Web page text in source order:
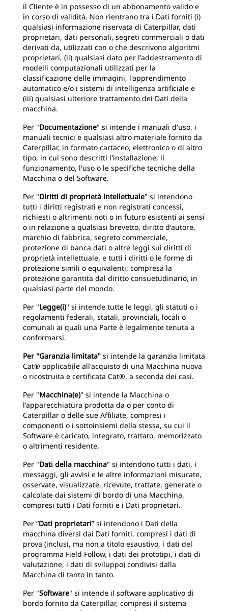
il Cliente è in possesso di un abbonamento valido e
in corso di validità. Non rientrano tra i Dati forniti (i)
qualsiasi informazione riservata di Caterpillar, dati
proprietari, dati personali, segreti commerciali o dati
derivati da, utilizzati con o che descrivono algoritmi
proprietari, (ii) qualsiasi dato per l'addestramento di
modelli computazionali utilizzati per la
classificazione delle immagini, l'apprendimento
automatico e/o i sistemi di intelligenza artificiale e
(iii) qualsiasi ulteriore trattamento dei Dati della
macchina.
Per "Documentazione" si intende i manuali d'uso, i
manuali tecnici e qualsiasi altro materiale fornito da
Caterpillar, in formato cartaceo, elettronico o di altro
tipo, in cui sono descritti l'installazione, il
funzionamento, l'uso o le specifiche tecniche della
Macchina o del Software.
Per "Diritti di proprietà intellettuale" si intendono
tutti i diritti registrati e non registrati concessi,
richiesti o altrimenti noti o in futuro esistenti ai sensi
o in relazione a qualsiasi brevetto, diritto d'autore,
marchio di fabbrica, segreto commerciale,
protezione di banca dati o altre leggi sui diritti di
proprietà intellettuale, e tutti i diritti o le forme di
protezione simili o equivalenti, compresa la
protezione garantita dal diritto consuetudinario, in
qualsiasi parte del mondo.
Per "Legge(i)" si intende tutte le leggi, gli statuti o i
regolamenti federali, statali, provinciali, locali o
comunali ai quali una Parte è legalmente tenuta a
conformarsi.
Per "Garanzia limitata" si intende la garanzia limitata
Cat® applicabile all'acquisto di una Macchina nuova
o ricostruita e certificata Cat®, a seconda dei casi.
Per "Macchina(e)" si intende la Macchina o
l'apparecchiatura prodotta da o per conto di
Caterpillar o delle sue Affiliate, compresi i
componenti o i sottoinsiemi della stessa, su cui il
Software è caricato, integrato, trattato, memorizzato
o altrimenti residente.
Per "Dati della macchina" si intendono tutti i dati, i
messaggi, gli avvisi e le altre informazioni misurate,
osservate, visualizzate, ricevute, trattate, generate o
calcolate dai sistemi di bordo di una Macchina,
compresi tutti i Dati forniti e i Dati proprietari.
Per “Dati proprietari” si intendono i Dati della
macchina diversi dai Dati forniti, compresi i dati di
prova (inclusi, ma non a titolo esaustivo, i dati del
programma Field Follow, i dati dei prototipi, i dati di
valutazione, i dati di sviluppo) condivisi dalla
Macchina di tanto in tanto.
Per "Software" si intende il software applicativo di
bordo fornito da Caterpillar, compresi il sistema